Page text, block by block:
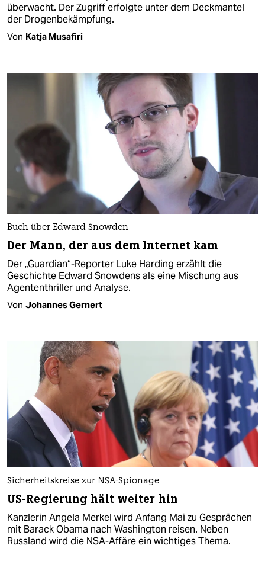
überwacht. Der Zugriff erfolgte unter dem Deckmantel
der Drogenbekämpfung.
Von Katja Musafiri
Buch über Edward Snowden
Der Mann, der aus dem Internet kam
Der „Guardian“-Reporter Luke Harding erzählt die
Geschichte Edward Snowdens als eine Mischung aus
Agententhriller und Analyse.
Von Johannes Gernert
Sicherheitskreise zur NSA-Spionage
US-Regierung hält weiter hin
Kanzlerin Angela Merkel wird Anfang Mai zu Gesprächen
mit Barack Obama nach Washington reisen. Neben
Russland wird die NSA-Affäre ein wichtiges Thema.